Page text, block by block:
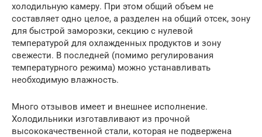
холодильную камеру. При этом общий объем не
составляет одно целое, а разделен на общий отсек, зону
для быстрой заморозки, секцию с нулевой
температурой для охлажденных продуктов и зону
свежести. В последней (помимо регулирования
температурного режима) можно устанавливать
необходимую влажность.
Много отзывов имеет и внешнее исполнение.
Холодильники изготавливают из прочной
высококачественной стали, которая не подвержена